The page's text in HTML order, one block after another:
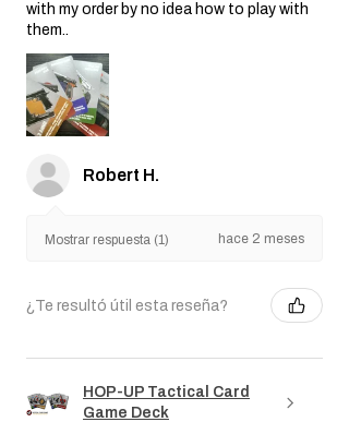
with my order by no idea how to play with
them..
Robert H.
Mostrar respuesta (1) hace 2 meses
¿Te resultó útil esta reseña?
HOP-UP Tactical Card
Game Deck